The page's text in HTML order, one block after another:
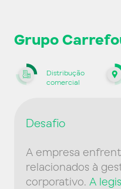
Grupo
Distribução
comercial
Desafio
A empresa
relacionados à
corporativo. A